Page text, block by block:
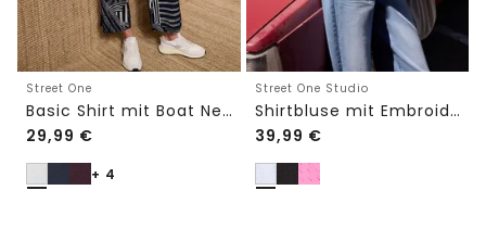
Street One
Basic Shirt mit Boat Neck und Elastikbund
29,99 €
+ 4
Street One Studio
Shirtbluse mit Embroidery-Front
39,99 €